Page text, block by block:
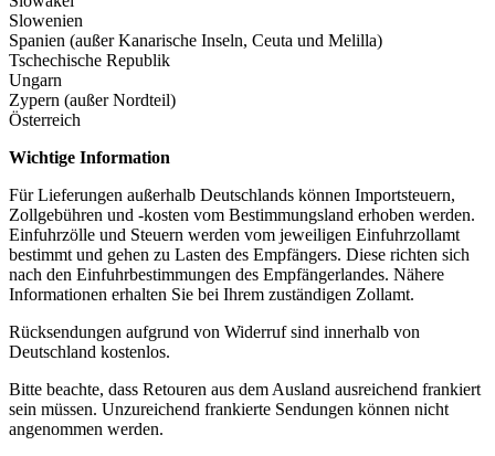
Slowenien
Spanien (außer Kanarische Inseln, Ceuta und Melilla)
Tschechische Republik
Ungarn
Zypern (außer Nordteil)
Österreich
Wichtige Information
Für Lieferungen außerhalb Deutschlands können Importsteuern,
Zollgebühren und -kosten vom Bestimmungsland erhoben werden.
Einfuhrzölle und Steuern werden vom jeweiligen Einfuhrzollamt
bestimmt und gehen zu Lasten des Empfängers. Diese richten sich
nach den Einfuhrbestimmungen des Empfängerlandes. Nähere
Informationen erhalten Sie bei Ihrem zuständigen Zollamt.
Rücksendungen aufgrund von Widerruf sind innerhalb von
Deutschland kostenlos.
Bitte beachte, dass Retouren aus dem Ausland ausreichend frankiert
sein müssen. Unzureichend frankierte Sendungen können nicht
angenommen werden.